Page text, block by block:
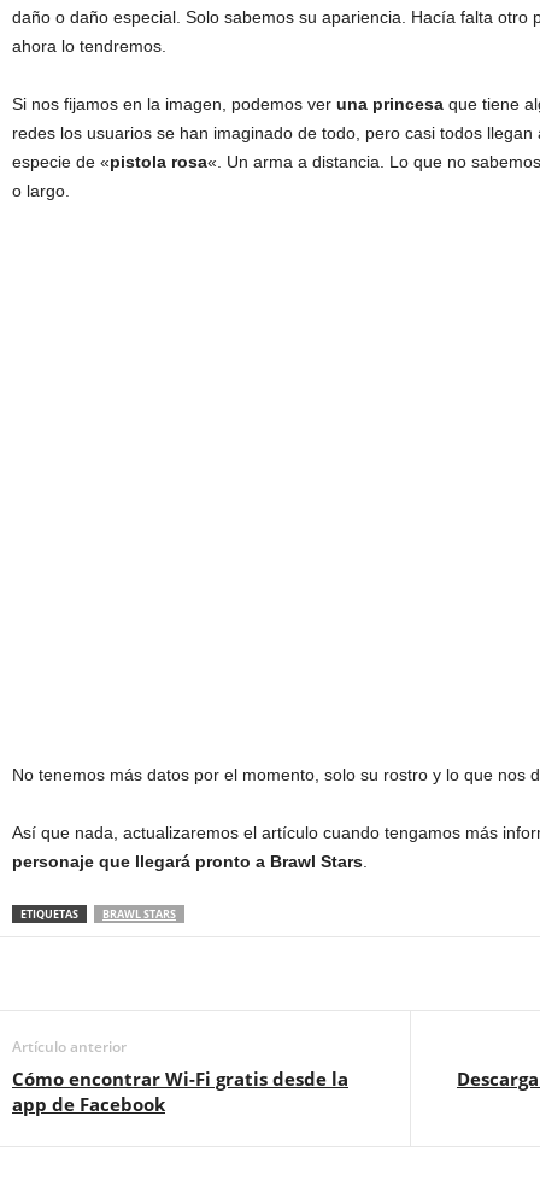
daño o daño especial. Solo sabemos su apariencia. Hacía falta otro
ahora lo tendremos.
Si nos fijamos en la imagen, podemos ver una princesa que tiene
redes los usuarios se han imaginado de todo, pero casi todos
especie de «pistola rosa«. Un arma a distancia. Lo que no
o largo.
No tenemos más datos por el momento, solo su rostro y lo que nos
Así que nada, actualizaremos el artículo cuando tengamos más
personaje que llegará pronto a Brawl Stars
ETIQUETAS BRAWL STARS
Artículo anterior
Cómo encontrar Wi-Fi gratis desde la
app de Facebook